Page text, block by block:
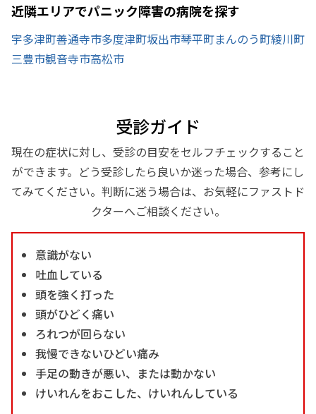
近隣エリアでパニック障害の病院を探す
宇多津町善通寺市多度津町坂出市琴平町まんのう町綾川町
三豊市観音寺市高松市
受診ガイド
現在の症状に対し、受診の目安をセルフチェックすること
ができます。どう受診したら良いか迷った場合、参考にし
てみてください。判断に迷う場合は、お気軽にファストド
クターへご相談ください。
意識がない
吐血している
頭を強く打った
頭がひどく痛い
ろれつが回らない
我慢できないひどい痛み
手足の動きが悪い、または動かない
けいれんをおこした、けいれんしている